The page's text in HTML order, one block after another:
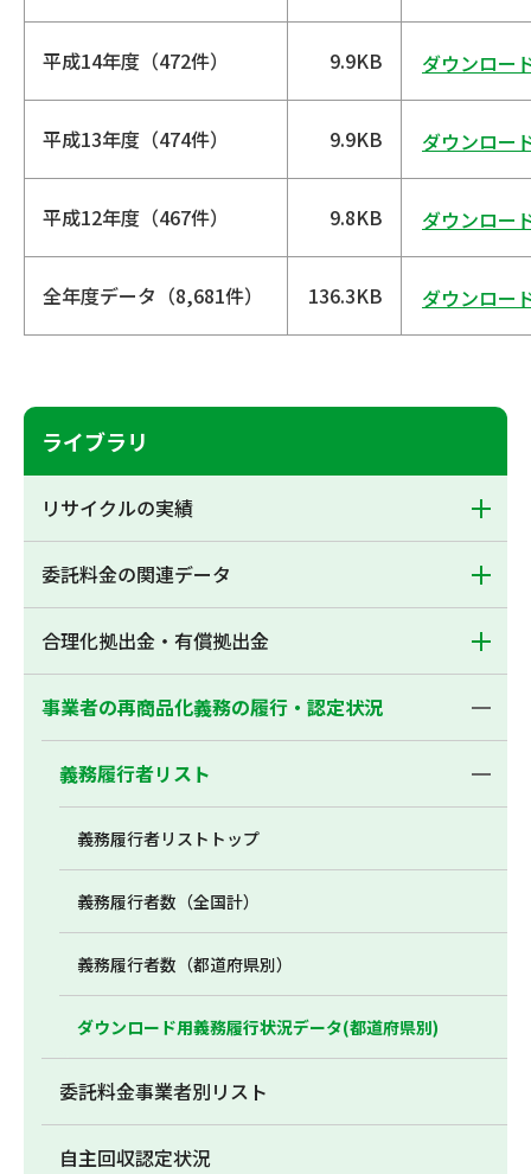
平成14年度（472件） 9.9KB ダウンロー
平成13年度（474件） 9.9KB ダウンロー
平成12年度（467件） 9.8KB ダウンロー
全年度データ（8,681件） 136.3KB ダウンロー
ライブラリ
リサイクルの実績
委託料金の関連データ
合理化拠出金・有償拠出金
事業者の再商品化義務の履行・認定状況
義務履行者リスト
義務履行者リストトップ
義務履行者数（全国計）
義務履行者数（都道府県別）
ダウンロード用義務履行状況データ(都道府県別)
委託料金事業者別リスト
自主回収認定状況